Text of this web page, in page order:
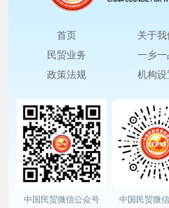
首页 关于我
民贸业务
一乡一
政策法规
机构设
中国民贸微信公众号 中国民贸微